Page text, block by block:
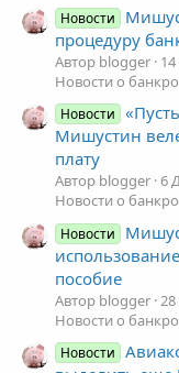
Новости
процедуру
Автор blogger
Новости о
Новости
Мишустин
плату
Автор blogger 6
Новости о
Новости
пособие
Автор blogger
Новости о
Новости